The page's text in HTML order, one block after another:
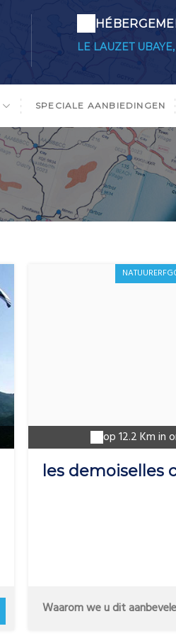
LE LAUZET
SPECIALE AANBIEDINGEN
op 12.2 Km in
les demoiselles
Waarom we u dit